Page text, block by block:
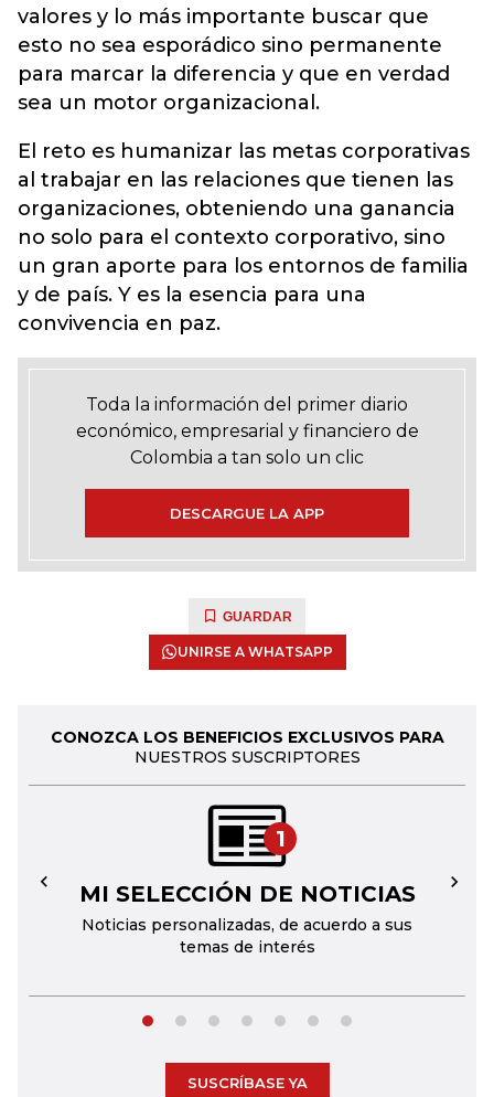
valores y lo más importante buscar que
esto no sea esporádico sino permanente
para marcar la diferencia y que en verdad
sea un motor organizacional.
El reto es humanizar las metas corporativas
al trabajar en las relaciones que tienen las
organizaciones, obteniendo una ganancia
no solo para el contexto corporativo, sino
un gran aporte para los entornos de familia
y de país. Y es la esencia para una
convivencia en paz.
Toda la información del primer diario
económico, empresarial y financiero de
Colombia a tan solo un clic
DESCARGUE LA APP
GUARDAR
UNIRSE A WHATSAPP
CONOZCA LOS BENEFICIOS EXCLUSIVOS PARA
NUESTROS SUSCRIPTORES
1
MI SELECCIÓN DE NOTICIAS
Noticias personalizadas, de acuerdo a sus
temas de interés
← →
SUSCRÍBASE YA